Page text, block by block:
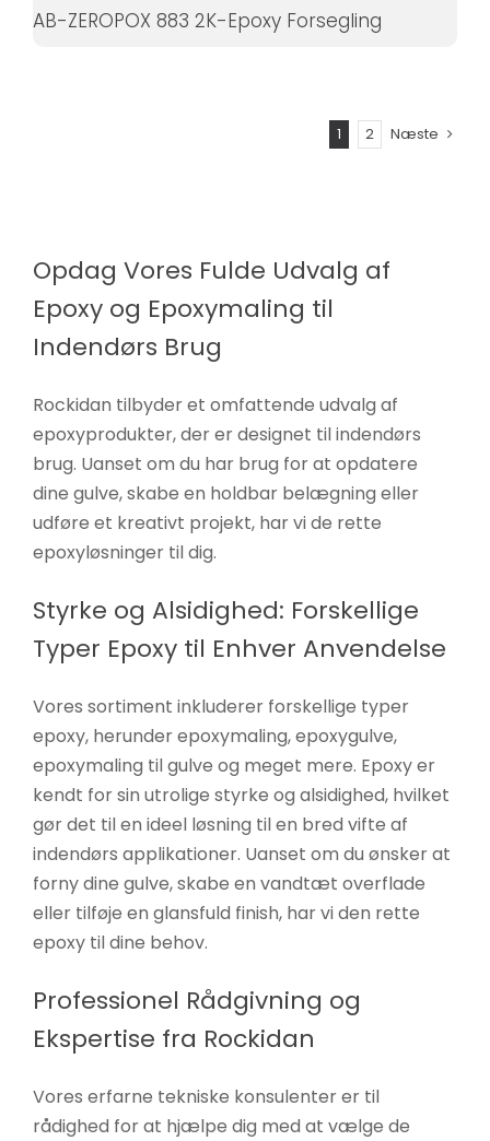
AB-ZEROPOX 883 2K-Epoxy Forsegling
1 2 Næste
Opdag Vores Fulde Udvalg af
Epoxy og Epoxymaling til
Indendørs Brug
Rockidan tilbyder et omfattende udvalg af
epoxyprodukter, der er designet til indendørs
brug. Uanset om du har brug for at opdatere
dine gulve, skabe en holdbar belægning eller
udføre et kreativt projekt, har vi de rette
epoxyløsninger til dig.
Styrke og Alsidighed: Forskellige
Typer Epoxy til Enhver Anvendelse
Vores sortiment inkluderer forskellige typer
epoxy, herunder epoxymaling, epoxygulve,
epoxymaling til gulve og meget mere. Epoxy er
kendt for sin utrolige styrke og alsidighed, hvilket
gør det til en ideel løsning til en bred vifte af
indendørs applikationer. Uanset om du ønsker at
forny dine gulve, skabe en vandtæt overflade
eller tilføje en glansfuld finish, har vi den rette
epoxy til dine behov.
Professionel Rådgivning og
Ekspertise fra Rockidan
Vores erfarne tekniske konsulenter er til
rådighed for at hjælpe dig med at vælge de